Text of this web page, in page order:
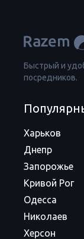
Быстрый и
посредников.
Харьков
Днепр
Запорожье
Кривой Рог
Одесса
Николаев
Херсон